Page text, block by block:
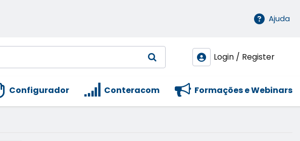
Ajuda
Login / Register
Formações e Webinars
Conteracom
Configurador